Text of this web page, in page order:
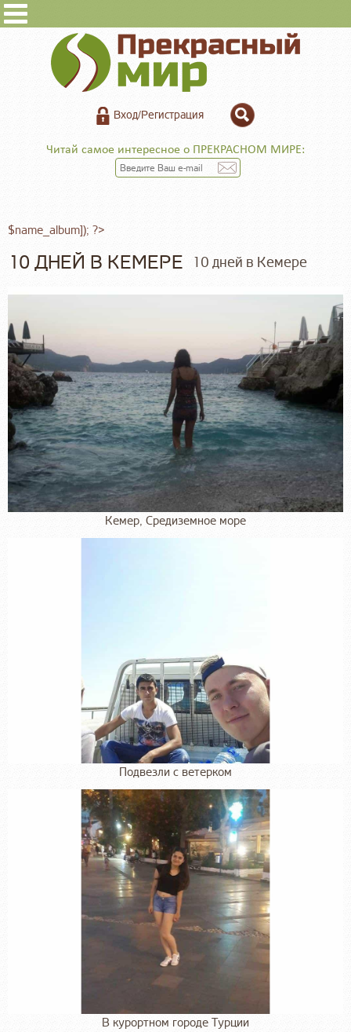
Вход/Регистрация
Читай самое интересное о ПРЕКРАСНОМ МИРЕ:
$name_album]); ?>
10 ДНЕЙ В КЕМЕРЕ 10 дней в Кемере
Кемер, Средиземное море
Подвезли с ветерком
В курортном городе Турции